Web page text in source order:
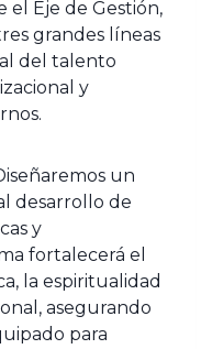
el Eje de Gestión,
grandes líneas
del talento
y
un
desarrollo de
y
fortalecerá el
la espiritualidad
asegurando
para